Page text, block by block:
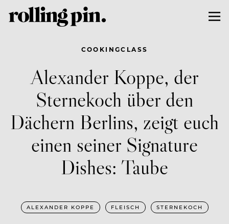
COOKINGCLASS
Alexander Koppe, der
Sternekoch über den
Dächern Berlins, zeigt euch
einen seiner Signature
Dishes: Taube
ALEXANDER KOPPE FLEISCH STERNEKOCH